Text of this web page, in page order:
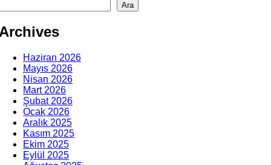
Ara
Haziran 2026
Mayıs 2026
Nisan 2026
Mart 2026
Şubat 2026
Ocak 2026
Aralık 2025
Kasım 2025
Ekim 2025
Eylül 2025